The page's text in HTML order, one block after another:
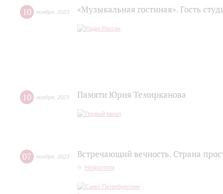
10 ноября 2023 «Музыкальная гостиная». Гость
10 ноября 2023 Памяти Юрия Темирканова
07 ноября 2023 Встречающий вечность. Страна
Некрологи